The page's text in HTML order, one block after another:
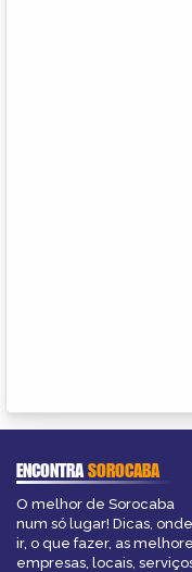
ENCONTRASOROCABA
O melhor de Sorocaba
num só lugar! Dicas, onde
ir, o que fazer, as
empresas, locais,